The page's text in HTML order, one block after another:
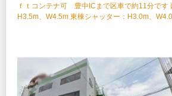
ｆｔコンテナ可 豊中ICまで区車で約11分です
H3.5m、W4.5m 東棟シャッター：H3.0m、